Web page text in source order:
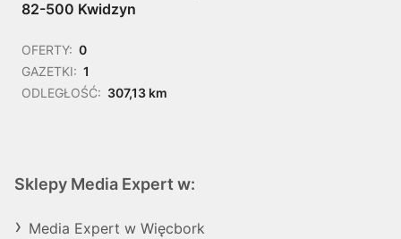
82-500 Kwidzyn
OFERTY: 0
GAZETKI: 1
ODLEGŁOŚĆ: 307,13 km
Sklepy Media Expert w:
Media Expert w Więcbork